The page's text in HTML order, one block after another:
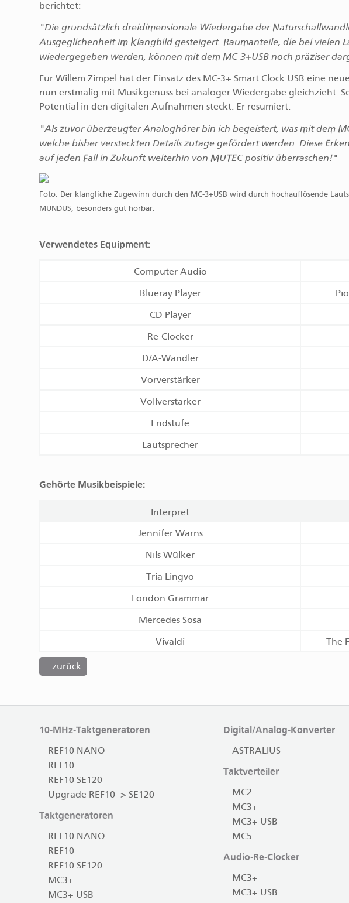
berichtet:
"Die grundsätzlich dreidimensionale Wiedergabe der
Ausgeglichenheit im Klangbild gesteigert. Raumanteile, die bei vielen
wiedergegeben werden, können mit dem MC-3+USB noch präziser
Für Willem Zimpel hat der Einsatz des MC-3+ Smart Clock USB eine
nun erstmalig mit Musikgenuss bei analoger Wiedergabe gleichzieht.
Potential in den digitalen Aufnahmen steckt. Er resümiert:
"Als zuvor überzeugter Analoghörer bin ich begeistert, was mit dem
welche bisher versteckten Details zutage gefördert werden. Diese
auf jeden Fall in Zukunft weiterhin von MUTEC positiv überraschen!"
Foto: Der klangliche Zugewinn durch den MC-3+USB wird durch hochauflösende
MUNDUS, besonders gut hörbar.
Verwendetes Equipment:
Computer Audio
Blueray Player
CD Player
Re-Clocker
D/A-Wandler
Vorverstärker
Vollverstärker
Endstufe
Lautsprecher
Gehörte Musikbeispiele:
Interpret
Jennifer Warns
Nils Wülker
Tria Lingvo
London Grammar
Mercedes Sosa
Vivaldi The
zurück
10-MHz-Taktgeneratoren
REF10 NANO
REF10
REF10 SE120
Upgrade REF10 -> SE120
Taktgeneratoren
REF10 NANO
REF10
REF10 SE120
MC3+
MC3+ USB
Digital/Analog-Konverter
ASTRALIUS
Taktverteiler
MC2
MC3+
MC3+ USB
MC5
Audio-Re-Clocker
MC3+
MC3+ USB